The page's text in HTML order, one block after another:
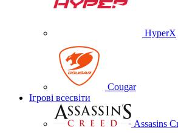
HyperX
Cougar
Ігрові всесвіти
Assasins